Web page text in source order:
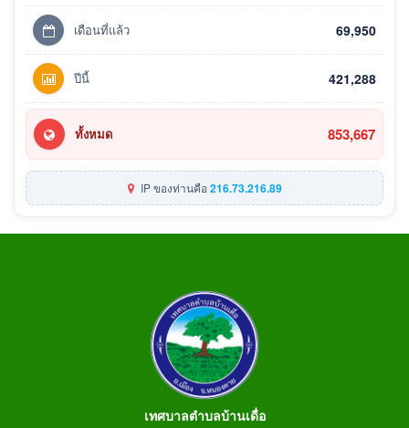
เดือนที่แล้ว 69,950
ปีนี้ 421,288
ทั้งหมด 853,667
IP ของท่านคือ216.73.216.89
เทศบาลตำบลบ้านเดื่อ